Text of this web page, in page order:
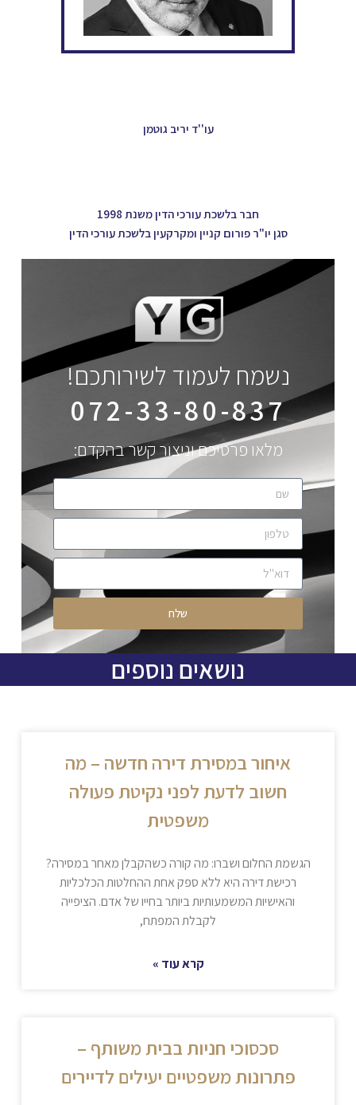
עו''ד יריב גוטמן
חבר בלשכת עורכי הדין משנת 1998
סגן יו"ר פורום קניין ומקרקעין בלשכת עורכי הדין
נשמח לעמוד לשירותכם!
072-33-80-837
מלאו פרטיכם וניצור קשר בהקדם:
שלח
נושאים נוספים
איחור במסירת דירה חדשה – מה
חשוב לדעת לפני נקיטת פעולה
משפטית
הגשמת החלום ושברו: מה קורה כשהקבלן מאחר במסירה?
רכישת דירה היא ללא ספק אחת ההחלטות הכלכליות
והאישיות המשמעותיות ביותר בחייו של אדם. הציפייה
לקבלת המפתח,
קרא עוד »
סכסוכי חניות בבית משותף –
פתרונות משפטיים יעילים לדיירים